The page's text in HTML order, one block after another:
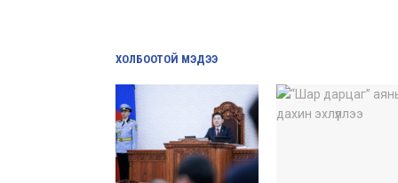
ХОЛБООТОЙ МЭДЭЭ